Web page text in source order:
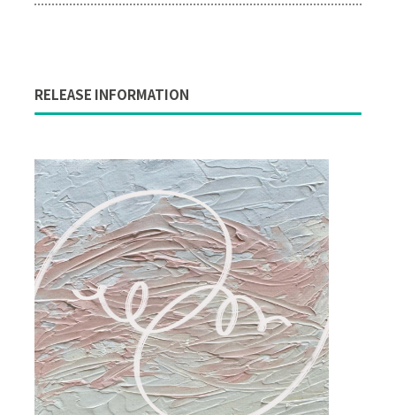
RELEASE INFORMATION